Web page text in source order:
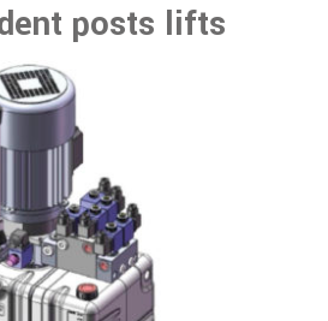
posts lifts